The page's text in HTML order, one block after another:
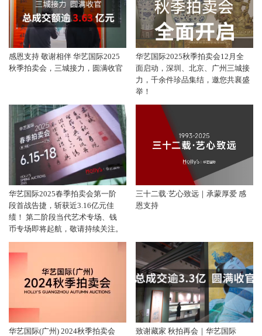
感恩支持 敬谢相伴 华艺国际2025
秋季拍卖会，三城接力，圆满收官
华艺国际2025秋季拍卖会12月全
面启动，深圳、北京、广州三城接
力，千余件珍品集结，邀您共襄盛
举！
华艺国际2025春季拍卖会第一阶
段首战告捷，斩获近3.16亿元佳
绩！ 第二阶段当代艺术专场、钱
币专场即将起航，敬请持续关注。
三十二载·艺心致远｜承蒙厚爱 感
恩支持
华艺国际(广州) 2024秋季拍卖会
致谢藏家 秋拍再会｜华艺国际